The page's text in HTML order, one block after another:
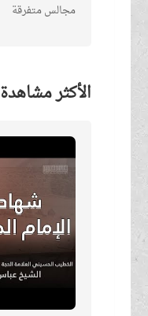
مجالس متفرقة
الأكثر مشاهدة